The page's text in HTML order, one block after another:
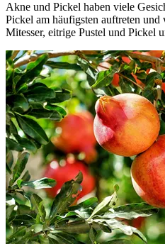
Akne und Pickel haben viele
Pickel am häufigsten auftreten und
Mitesser, eitrige Pustel und Pickel